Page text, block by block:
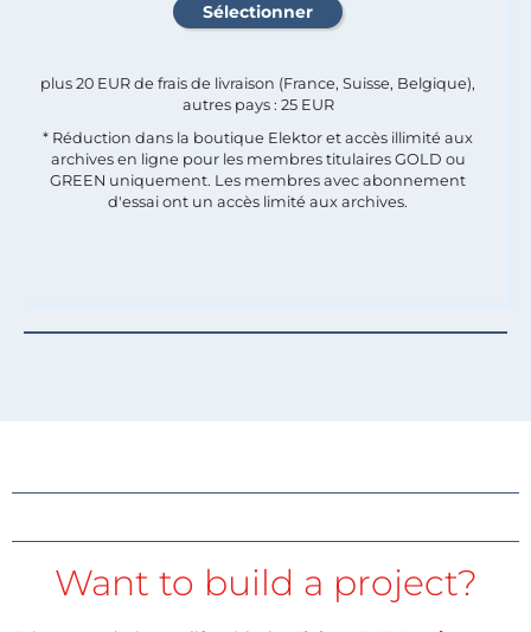
plus 20 EUR de frais de livraison (France, Suisse, Belgique),
autres pays : 25 EUR
* Réduction dans la boutique Elektor et accès illimité aux
archives en ligne pour les membres titulaires GOLD ou
GREEN uniquement. Les membres avec abonnement
d'essai ont un accès limité aux archives.
Want to build a project?